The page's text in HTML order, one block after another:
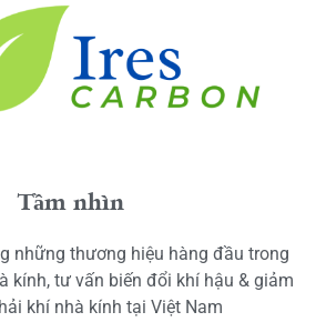
Tầm nhìn
những thương hiệu hàng đầu trong
kính, tư vấn biến đổi khí hậu & giảm
khí nhà kính tại Việt Nam